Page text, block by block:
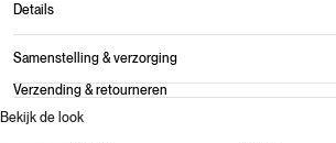
Details
Samenstelling & verzorging
Verzending & retourneren
Bekijk de look